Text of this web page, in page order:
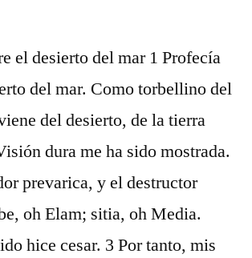
el desierto del mar 1 Profecía
del mar. Como torbellino del
del desierto, de la tierra
dura me ha sido mostrada.
prevarica, y el destructor
oh Elam; sitia, oh Media.
hice cesar. 3 Por tanto, mis